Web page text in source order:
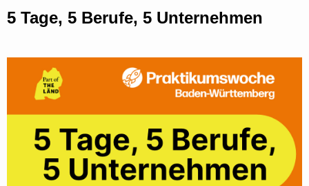
5 Tage, 5 Berufe, 5 Unternehmen